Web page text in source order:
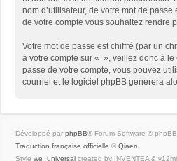
nom d’utilisateur, de votre mot de
de votre compte vous souhaitez rendre
Votre mot de passe est chiffré (par un
à votre compte sur « », veillez donc à
passe de votre compte, vous pouvez
courriel et le logiciel phpBB générera
Développé par phpBB® Forum Software ©
Traduction française officielle © Qiaeru
Style we_universal created by INVENTEA &